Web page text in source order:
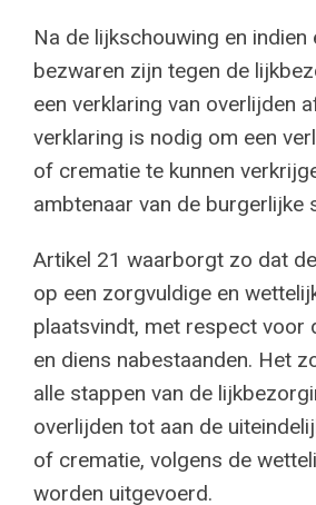
Na de lijkschouwing en indien
bezwaren zijn tegen de
een verklaring van overlijden
verklaring is nodig om een
of crematie te kunnen
ambtenaar van de burgerlijke
Artikel 21 waarborgt zo dat
op een zorgvuldige en
plaatsvindt, met respect voor
en diens nabestaanden. Het
alle stappen van de
overlijden tot aan de
of crematie, volgens de
worden uitgevoerd.